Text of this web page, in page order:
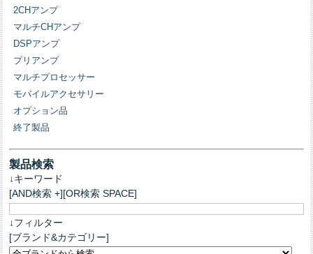
2CHアンプ
マルチCHアンプ
DSPアンプ
プリアンプ
マルチプロセッサー
モバイルアクセサリー
オプション品
終了製品
製品検索
↓キーワード
[AND検索 +][OR検索 SPACE]
↓フィルター
[ブランド&カテゴリー]